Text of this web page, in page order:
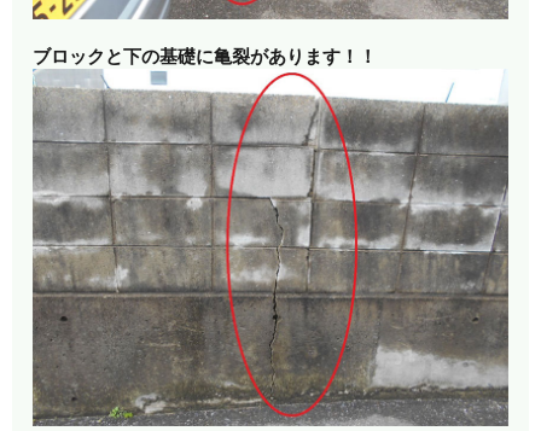
ブロックと下の基礎に亀裂があります！！